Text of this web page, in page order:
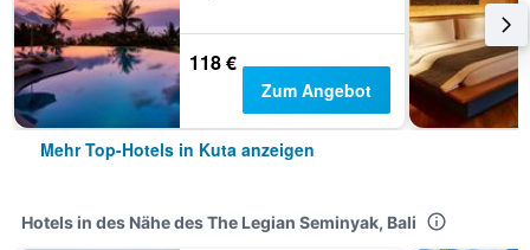
118 €
Zum Angebot
Mehr Top-Hotels in Kuta anzeigen
Hotels in des Nähe des The Legian Seminyak, Bali